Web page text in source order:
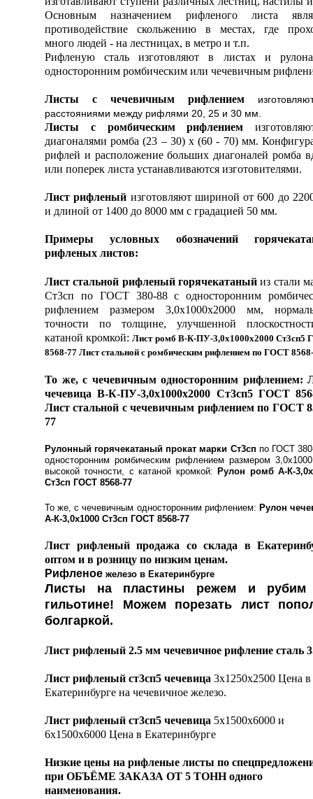
Основным назначением рифленого листа
противодействие скольжению в местах, где
много людей - на лестницах, в метро и т.п.
Рифленую сталь изготовляют в листах и
односторонним ромбическим или чечевичным
Листы с чечевичным рифлением
расстояниями между рифлями 20, 25 и 30 мм.
Листы с ромбическим рифлением
диагоналями ромба (23 – 30) x (60 - 70) мм.
рифлей и расположение больших диагоналей ромба
или поперек листа устанавливаются изготовителями.
Лист рифленый изготовляют шириной от 600 до
и длиной от 1400 до 8000 мм с градацией 50 мм.
Примеры условных обозначений
рифленых листов:
Лист стальной рифленый горячекатаный из стали
Ст3сп по ГОСТ 380-88 с односторонним
рифлением размером 3,0х1000х2000 мм,
точности по толщине, улучшенной
катаной кромкой:Лист ромб В-К-ПУ-3,0х1000х2000 Ст3сп5
8568-77 Лист стальной с ромбическим рифлением по ГОСТ
То же, с чечевичным односторонним рифлением:
чечевица В-К-ПУ-3,0х1000х2000 Ст3сп5 ГОСТ
Лист стальной с чечевичным рифлением по ГОСТ
77
Рулонный горячекатаный прокат марки Ст3сп по ГОСТ
односторонним ромбическим рифлением размером
высокой точности, с катаной кромкой: Рулон ромб А-К-
Ст3сп ГОСТ 8568-77
То же, с чечевичным односторонним рифлением: Рулон
А-К-3,0х1000 Ст3сп ГОСТ 8568-77
Лист рифленый продажа со склада в
оптом и в розницу по низким ценам.
Рифленое железо в Екатеринбурге
Листы на пластины режем и рубим
гильотине! Можем порезать лист
болгаркой.
Лист рифленый 2.5 мм чечевичное рифление сталь
Лист рифленый ст3сп5 чечевица 3х1250х2500 Цена в
Екатеринбурге на чечевичное железо.
Лист рифленый ст3сп5 чечевица 5х1500х6000 и
6х1500х6000 Цена в Екатеринбурге
Низкие цены на рифленые листы по
при ОБЪЁМЕ ЗАКАЗА ОТ 5 ТОНН одного
наименования.